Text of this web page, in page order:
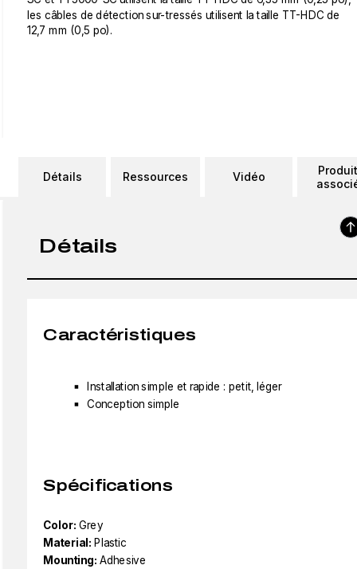
les câbles de détection sur-tressés utilisent la taille TT-HDC de
12,7 mm (0,5 po).
Détails Ressources Vidéo
Détails
Caractéristiques
Installation simple et rapide : petit, léger
Conception simple
Spécifications
Color: Grey
Material: Plastic
Mounting: Adhesive